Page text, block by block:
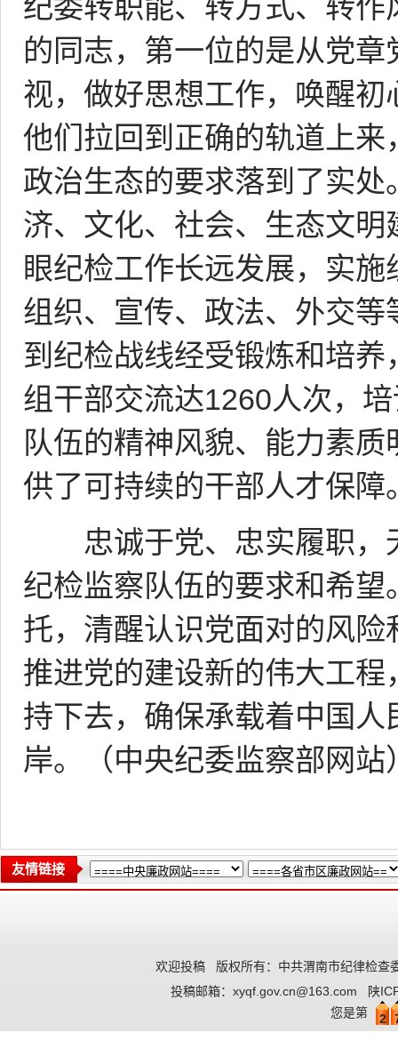
纪委转职能、转方式、转
的同志，第一位的是从党
视，做好思想工作，唤醒
他们拉回到正确的轨道上
政治生态的要求落到了实
济、文化、社会、生态文
眼纪检工作长远发展，实
组织、宣传、政法、外交
到纪检战线经受锻炼和培
组干部交流达1260人次，
队伍的精神风貌、能力素
供了可持续的干部人才保障
忠诚于党、忠实履职，
纪检监察队伍的要求和希
托，清醒认识党面对的风
推进党的建设新的伟大工程
持下去，确保承载着中国
岸。（中央纪委监察部网站
友情链接
欢迎投稿 版权所有：中共渭南市纪律检查
投稿邮箱： xyqf.gov.cn@163.com
陕
您是第